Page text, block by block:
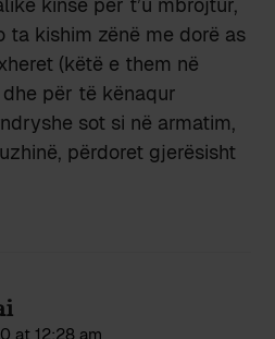
ta kishim zënë me dorë as
(këtë e them në
për të kënaqur
sot si në armatim,
përdoret gjerësisht
at 12:28 am